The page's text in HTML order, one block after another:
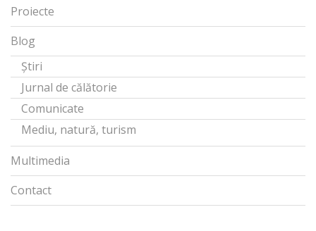
Proiecte
Blog
Știri
Jurnal de călătorie
Comunicate
Mediu, natură, turism
Multimedia
Contact